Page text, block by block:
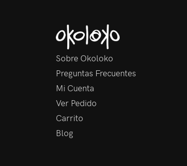
Sobre Okoloko
Preguntas Frecuentes
Mi Cuenta
Ver Pedido
Carrito
Blog